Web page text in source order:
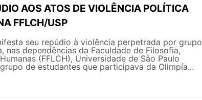
AOS ATOS DE VIOLÊNCIA POLÍTICA
FFLCH/USP
seu repúdio à violência perpetrada por grupo
nas dependências da Faculdade de Filosofia,
(FFLCH), Universidade de São Paulo
de estudantes que participava da Olimpía...